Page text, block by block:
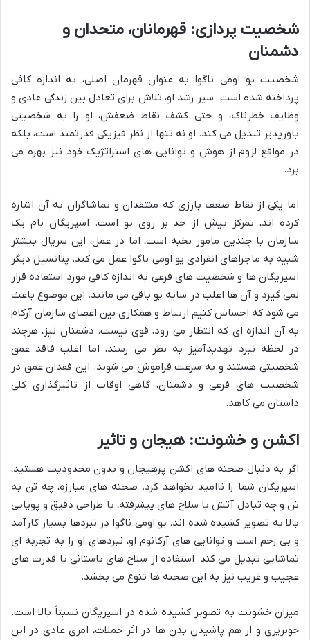
شخصیت پردازی: قهرمانان، متحدان و
دشمنان
شخصیت یو اومی ناگوا به عنوان قهرمان اصلی، به اندازه کافی
پرداخته شده است. سیر رشد او، تلاش برای تعادل بین زندگی عادی و
وظایف خطرناک، و حتی کشف نقاط ضعفش، او را به شخصیتی
باورپذیر تبدیل می کند. او نه تنها از نظر فیزیکی قدرتمند است، بلکه
در مواقع لزوم از هوش و توانایی های استراتژیک خود نیز بهره می
برد.
اما یکی از نقاط ضعف بارزی که منتقدان و تماشاگران به آن اشاره
کرده اند، تمرکز بیش از حد بر روی یو است. اسپریگان نام یک
سازمان با چندین مامور نخبه است، اما در عمل، این سریال بیشتر
شبیه به ماجراهای انفرادی یو اومی ناگوا عمل می کند. پتانسیل دیگر
اسپریگان ها و شخصیت های فرعی به اندازه کافی مورد استفاده قرار
نمی گیرد و آن ها اغلب در سایه یو باقی می مانند. این موضوع باعث
می شود که احساس کنیم ارتباط و همکاری بین اعضای سازمان آرکام
به آن اندازه ای که انتظار می رود، قوی نیست. دشمنان نیز، هرچند
در لحظه نبرد تهدیدآمیز به نظر می رسند، اما اغلب فاقد عمق
شخصیتی هستند و به سرعت فراموش می شوند. این فقدان عمق در
شخصیت های فرعی و دشمنان، گاهی اوقات از تاثیرگذاری کلی
داستان می کاهد.
اکشن و خشونت: هیجان و تاثیر
اگر به دنبال صحنه های اکشن پرهیجان و بدون محدودیت هستید،
اسپریگان شما را ناامید نخواهد کرد. صحنه های مبارزه، چه تن به
تن و چه تبادل آتش با سلاح های پیشرفته، با طراحی دقیق و پویایی
بالا به تصویر کشیده شده اند. یو اومی ناگوا در نبردها بسیار کارآمد
و بی رحم است و توانایی های آرکانوم او، نبردهای او را به تجربه ای
تماشایی تبدیل می کند. استفاده از سلاح های باستانی با قدرت های
عجیب و غریب نیز به این صحنه ها تنوع می بخشد.
میزان خشونت به تصویر کشیده شده در اسپریگان نسبتاً بالا است.
خونریزی و از هم پاشیدن بدن ها در اثر حملات، امری عادی در این